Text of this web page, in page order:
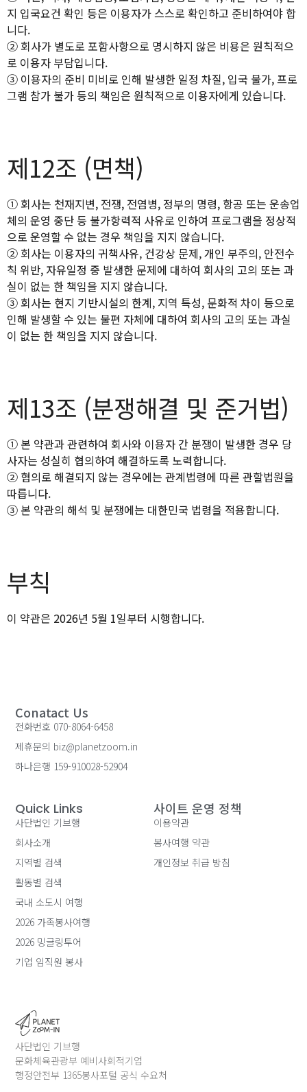
지 입국요건 확인 등은 이용자가 스스로 확인하고 준비하여야 합
니다.
② 회사가 별도로 포함사항으로 명시하지 않은 비용은 원칙적으
로 이용자 부담입니다.
③ 이용자의 준비 미비로 인해 발생한 일정 차질, 입국 불가, 프로
그램 참가 불가 등의 책임은 원칙적으로 이용자에게 있습니다.
제12조 (면책)
① 회사는 천재지변, 전쟁, 전염병, 정부의 명령, 항공 또는 운송업
체의 운영 중단 등 불가항력적 사유로 인하여 프로그램을 정상적
으로 운영할 수 없는 경우 책임을 지지 않습니다.
② 회사는 이용자의 귀책사유, 건강상 문제, 개인 부주의, 안전수
칙 위반, 자유일정 중 발생한 문제에 대하여 회사의 고의 또는 과
실이 없는 한 책임을 지지 않습니다.
③ 회사는 현지 기반시설의 한계, 지역 특성, 문화적 차이 등으로
인해 발생할 수 있는 불편 자체에 대하여 회사의 고의 또는 과실
이 없는 한 책임을 지지 않습니다.
제13조 (분쟁해결 및 준거법)
① 본 약관과 관련하여 회사와 이용자 간 분쟁이 발생한 경우 당
사자는 성실히 협의하여 해결하도록 노력합니다.
② 협의로 해결되지 않는 경우에는 관계법령에 따른 관할법원을
따릅니다.
③ 본 약관의 해석 및 분쟁에는 대한민국 법령을 적용합니다.
부칙
이 약관은 2026년 5월 1일부터 시행합니다.
사단법인 기브행
문화체육관광부 예비사회적기업
행정안전부 1365봉사포털 공식 수요처
사이트 운영 정책
이용약관
봉사여행 약관
개인정보 취급 방침
Quick Links
사단법인 기브행
회사소개
지역별 검색
활동별 검색
국내 소도시 여행
2026 가족봉사여행
2026 밍글링투어
기업 임직원 봉사
Conatact Us
전화번호 070-8064-6458
제휴문의 biz@planetzoom.in
하나은행 159-910028-52904